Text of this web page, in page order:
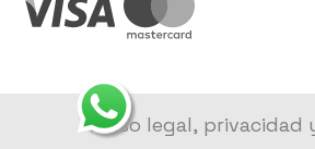
Aviso legal, privacidad